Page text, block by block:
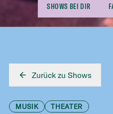
SHOWS BEI DIR
Zurück zu Shows
MUSIK THEATER